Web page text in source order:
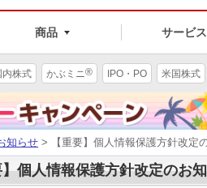
商品 サービス
内株式 かぶミニ® IPO・PO 米国株式
知らせ > 【重要】個人情報保護方針改定
個人情報保護方針改定のお